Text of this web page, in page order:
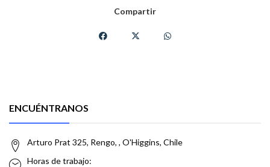
Compartir
ENCUÉNTRANOS
Arturo Prat 325, Rengo, , O'Higgins, Chile
Horas de trabajo: